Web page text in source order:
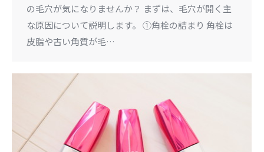
の毛穴が気になりませんか？ まずは、毛穴が開く主
な原因について説明します。 ①角栓の詰まり 角栓は
皮脂や古い角質が毛…